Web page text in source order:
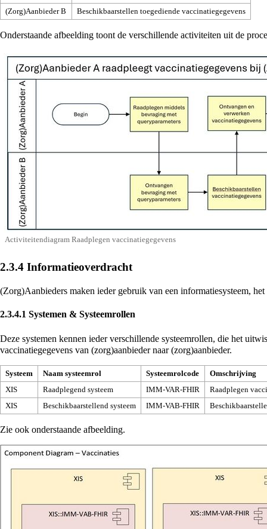
(Zorg)Aanbieder B
Beschikbaarstellen toegediende vaccinatiegegevens
Onderstaande afbeelding toont de verschillende activiteiten uit de
Activiteitendiagram Raadplegen vaccinatiegegevens
2.3.4 Informatieoverdracht
(Zorg)Aanbieders maken ieder gebruik van een informatiesysteem,
2.3.4.1 Systemen & Systeemrollen
Deze systemen kennen ieder verschillende systeemrollen, die het
vaccinatiegegevens van (zorg)aanbieder naar (zorg)aanbieder.
Systeem Naam systeemrol Systeemrolcode
Omschrijving
XIS
Raadplegend systeem IMM-VAR-FHIR
Raadplegen
XIS
Beschikbaarstellend systeem IMM-VAB-FHIR
Zie ook onderstaande afbeelding.